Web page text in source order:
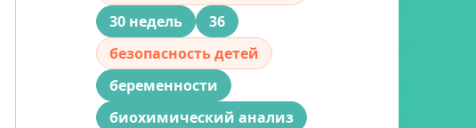
30 недель
36
безопасность детей
беременности
биохимический анализ